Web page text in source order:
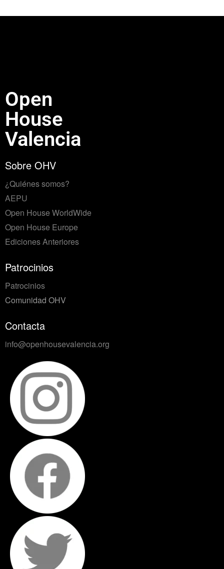
Open
House
Valencia
Sobre OHV
¿Quiénes somos?
AEPU
Open House WorldWide
Open House Europe
Ediciones Anteriores
Patrocinios
Patrocinios
Comunidad OHV
Contacta
info@openhousevalencia.org